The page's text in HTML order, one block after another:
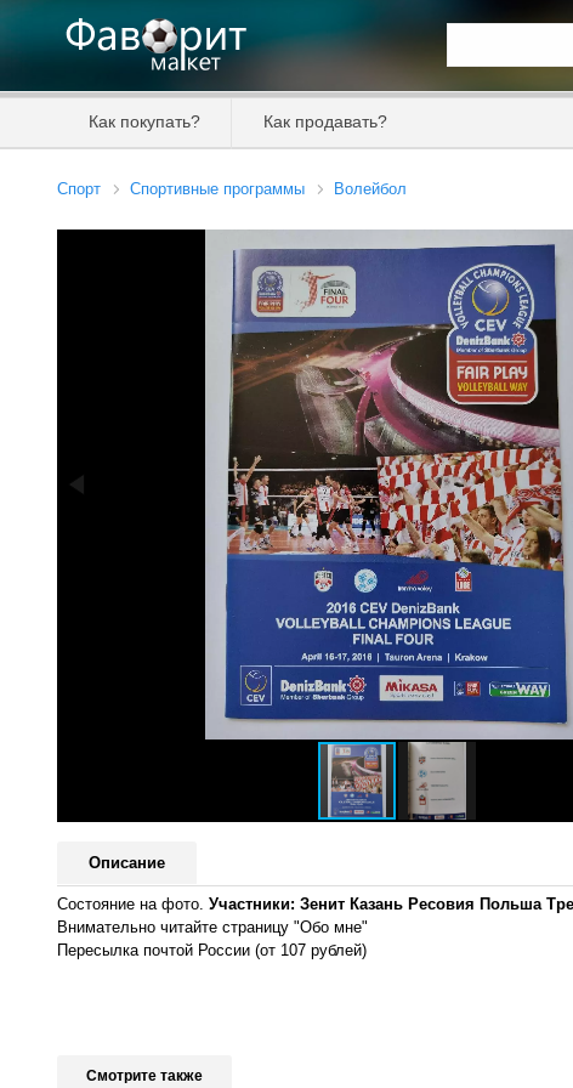
Как покупать? Как продавать?
Спорт Спортивные программы Волейбол
Описание
Состояние на фото. Участники: Зенит Казань Ресовия Польша
Внимательно читайте страницу "Обо мне"
Пересылка почтой России (от 107 рублей)
Смотрите также